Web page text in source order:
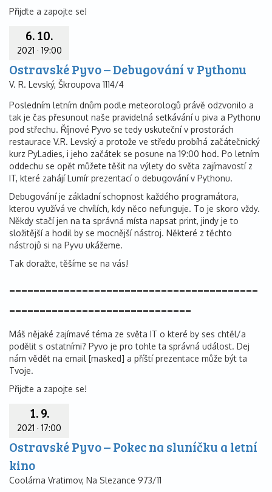
Přijďte a zapojte se!
6. 10.
2021 · 19:00
Ostravské Pyvo – Debugování v Pythonu
V. R. Levský, Škroupova 1114/4
Posledním letním dnům podle meteorologů právě odzvonilo a
tak je čas přesunout naše pravidelná setkávání u piva a Pythonu
pod střechu. Říjnové Pyvo se tedy uskuteční v prostorách
restaurace V.R. Levský a protože ve středu probíhá začátečnický
kurz PyLadies, i jeho začátek se posune na 19:00 hod. Po letním
oddechu se opět můžete těšit na výlety do světa zajímavostí z
IT, které zahájí Lumír prezentací o debugování v Pythonu.
Debugování je základní schopnost každého programátora,
kterou využívá ve chvílích, kdy něco nefunguje. To je skoro vždy.
Někdy stačí jen na ta správná místa napsat print, jindy je to
složitější a hodil by se mocnější nástroj. Některé z těchto
nástrojů si na Pyvu ukážeme.
Tak doražte, těšíme se na vás!
-----------------------------------------
------------------------------
Máš nějaké zajímavé téma ze světa IT o které by ses chtěl/a
podělit s ostatními? Pyvo je pro tohle ta správná událost. Dej
nám vědět na email [masked] a příští prezentace může být ta
Tvoje.
Přijďte a zapojte se!
1. 9.
2021 ·17:00
Ostravské Pyvo – Pokec na sluníčku a letní
kino
Coolárna Vratimov, Na Slezance 973/11